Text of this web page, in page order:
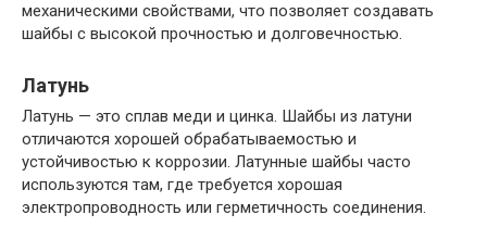
механическими свойствами, что позволяет создавать
шайбы с высокой прочностью и долговечностью.
Латунь
Латунь — это сплав меди и цинка. Шайбы из латуни
отличаются хорошей обрабатываемостью и
устойчивостью к коррозии. Латунные шайбы часто
используются там, где требуется хорошая
электропроводность или герметичность соединения.